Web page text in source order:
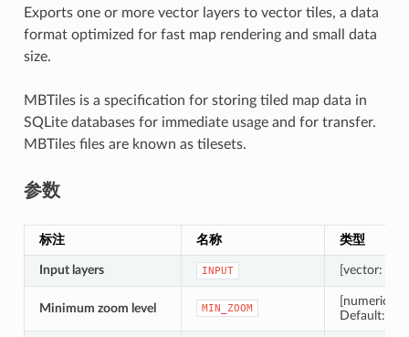
Exports one or more vector layers to vector tiles, a data
format optimized for fast map rendering and small data
size.
MBTiles is a specification for storing tiled map data in
SQLite databases for immediate usage and for transfer.
MBTiles files are known as tilesets.
参数
标注 名称 类型
Input layers INPUT [vector:
Minimum zoom level MIN_ZOOM
[numeric:
Default: 0